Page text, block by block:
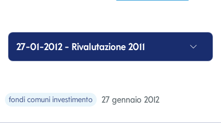
27-01-2012 - Rivalutazione 2011
fondi comuni investimento 27 gennaio 2012